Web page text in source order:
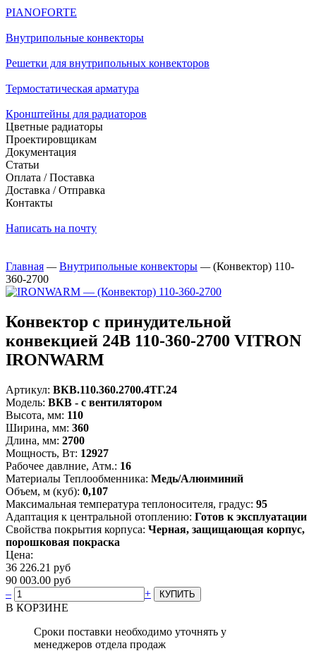
PIANOFORTE
Внутрипольные конвекторы
Решетки для внутрипольных конвекторов
Термостатическая арматура
Кронштейны для радиаторов
Цветные радиаторы
Проектировщикам
Документация
Статьи
Оплата / Поставка
Доставка / Отправка
Контакты
Написать на почту
Главная — Внутрипольные конвекторы — (Конвектор) 110-
360-2700
Конвектор с принудительной
конвекцией 24В 110-360-2700 VITRON
IRONWARM
Артикул: ВКВ.110.360.2700.4ТГ.24
Модель: ВКВ - с вентилятором
Высота, мм: 110
Ширина, мм: 360
Длина, мм: 2700
Мощность, Вт: 12927
Рабочее давлние, Атм.: 16
Материалы Теплообменника: Медь/Алюиминий
Объем, м (куб): 0,107
Максимальная температура теплоносителя, градус: 95
Адаптация к центральной отоплению: Готов к эксплуатации
Свойства покрытия корпуса: Черная, защищающая корпус,
порошковая покраска
Цена:
36 226.21 руб
90 003.00 руб
–
+
В КОРЗИНЕ
Сроки поставки необходимо уточнять у
менеджеров отдела продаж